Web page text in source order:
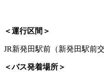
＜運行区間＞
JR新発田駅前（新発田駅前
＜バス発着場所＞